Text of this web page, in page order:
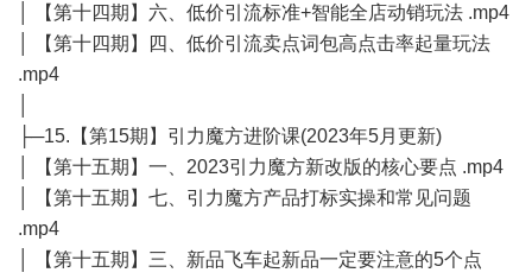
│ 【第十四期】六、低价引流标准+智能全店动销玩法 .mp4
│ 【第十四期】四、低价引流卖点词包高点击率起量玩法
.mp4
├─15.【第15期】引力魔方进阶课(2023年5月更新)
│ 【第十五期】一、2023引力魔方新改版的核心要点 .mp4
│ 【第十五期】七、引力魔方产品打标实操和常见问题
.mp4
│ 【第十五期】三、新品飞车起新品一定要注意的5个点